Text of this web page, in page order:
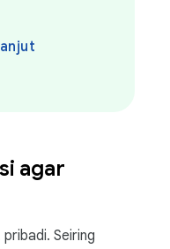
agar
Seiring